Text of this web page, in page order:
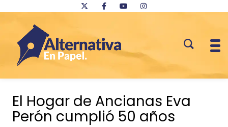
contenido
El Hogar de Ancianas Eva
Perón cumplió 50 años